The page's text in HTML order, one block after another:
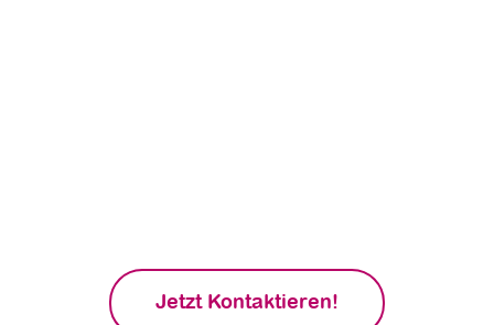
Jetzt Kontaktieren!